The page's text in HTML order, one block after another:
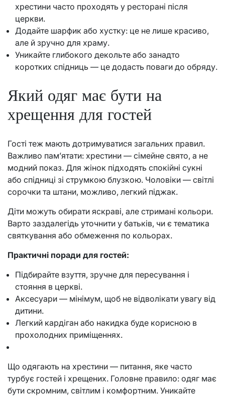
хрестини часто проходять у ресторані після
церкви.
Додайте шарфик або хустку: це не лише красиво,
але й зручно для храму.
Уникайте глибокого декольте або занадто
коротких спідниць — це додасть поваги до обряду.
Який одяг має бути на
хрещення для гостей
Гості теж мають дотримуватися загальних правил.
Важливо пам’ятати: хрестини — сімейне свято, а не
модний показ. Для жінок підходять спокійні сукні
або спідниці зі струмкою блузкою. Чоловіки — світлі
сорочки та штани, можливо, легкий піджак.
Діти можуть обирати яскраві, але стримані кольори.
Варто заздалегідь уточнити у батьків, чи є тематика
святкування або обмеження по кольорах.
Практичні поради для гостей:
Підбирайте взуття, зручне для пересування і
стояння в церкві.
Аксесуари — мінімум, щоб не відволікати увагу від
дитини.
Легкий кардіган або накидка буде корисною в
прохолодних приміщеннях.
Що одягають на хрестини — питання, яке часто
турбує гостей і хрещених. Головне правило: одяг має
бути скромним, світлим і комфортним. Уникайте